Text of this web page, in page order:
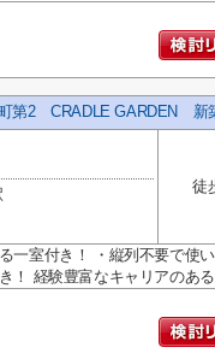
第2 CRADLE GARDEN
徒
一室付き！ ・縦列不要で使
！ 経験豊富なキャリアのあ